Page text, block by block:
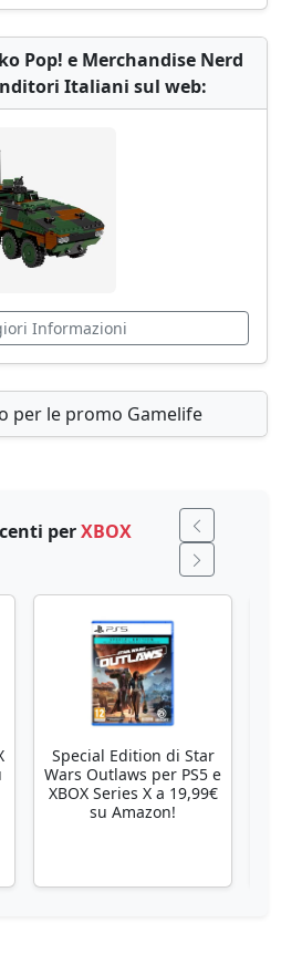
Pop! e Merchandise Nerd
Italiani sul web:
Informazioni
per le promo Gamelife
perXBOX
Special Edition di Star
Wars Outlaws per PS5 e
XBOX Series X a 19,99€
su Amazon!